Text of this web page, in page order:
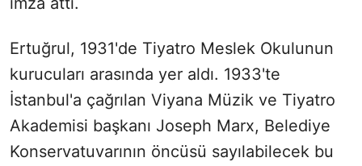
Ertuğrul, 1931'de Tiyatro Meslek Okulunun
kurucuları arasında yer aldı. 1933'te
İstanbul'a çağrılan Viyana Müzik ve Tiyatro
Akademisi başkanı Joseph Marx, Belediye
Konservatuvarının öncüsü sayılabilecek bu